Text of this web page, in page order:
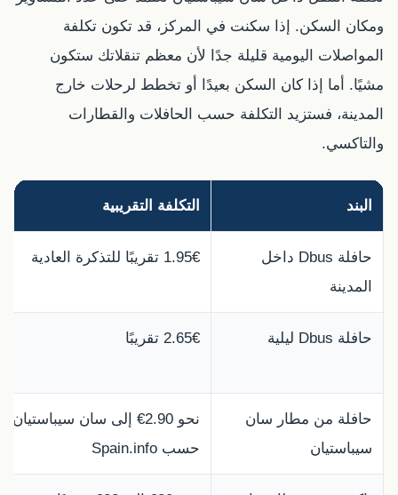
ومكان السكن. إذا سكنت في المركز، قد تكون تكلفة
المواصلات اليومية قليلة جدًا لأن معظم تنقلاتك ستكون
مشيًا. أما إذا كان السكن بعيدًا أو تخطط لرحلات خارج
المدينة، فستزيد التكلفة حسب الحافلات والقطارات
والتاكسي.
البند التكلفة التقريبية
حافلة Dbus داخل
المدينة
1.95€ تقريبًا للتذكرة العادية
حافلة Dbus ليلية 2.65€ تقريبًا
حافلة من مطار سان
سيباستيان
نحو 2.90€ إلى سان سيباستيان
حسب Spain.info